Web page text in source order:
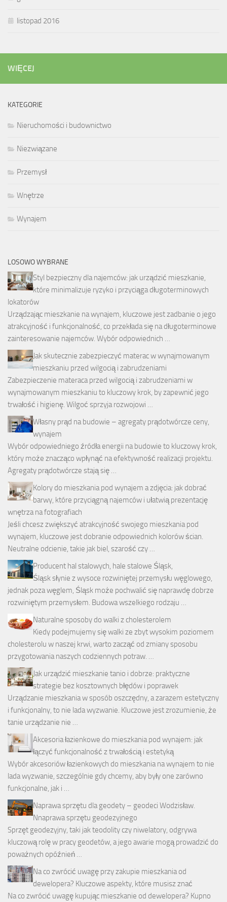
listopad 2016
WIĘCEJ
KATEGORIE
Nieruchomości i budownictwo
Niezwiązane
Przemysł
Wnętrze
Wynajem
LOSOWO WYBRANE
Styl bezpieczny dla najemców: jak urządzić mieszkanie,
które minimalizuje ryzyko i przyciąga długoterminowych
lokatorów
Urządzając mieszkanie na wynajem, kluczowe jest zadbanie o jego
atrakcyjność i funkcjonalność, co przekłada się na długoterminowe
zainteresowanie najemców. Wybór odpowiednich …
Jak skutecznie zabezpieczyć materac w wynajmowanym
mieszkaniu przed wilgocią i zabrudzeniami
Zabezpieczenie materaca przed wilgocią i zabrudzeniami w
wynajmowanym mieszkaniu to kluczowy krok, by zapewnić jego
trwałość i higienę. Wilgoć sprzyja rozwojowi …
Własny prąd na budowie – agregaty prądotwórcze ceny,
wynajem
Wybór odpowiedniego źródła energii na budowie to kluczowy krok,
który może znacząco wpłynąć na efektywność realizacji projektu.
Agregaty prądotwórcze stają się …
Kolory do mieszkania pod wynajem a zdjęcia: jak dobrać
barwy, które przyciągną najemców i ułatwią prezentację
wnętrza na fotografiach
Jeśli chcesz zwiększyć atrakcyjność swojego mieszkania pod
wynajem, kluczowe jest dobranie odpowiednich kolorów ścian.
Neutralne odcienie, takie jak biel, szarość czy …
Producent hal stalowych, hale stalowe Śląsk,
Śląsk słynie z wysoce rozwiniętej przemysłu węglowego,
jednak poza węglem, Śląsk może pochwalić się naprawdę dobrze
rozwiniętym przemysłem. Budowa wszelkiego rodzaju …
Naturalne sposoby do walki z cholesterolem
Kiedy podejmujemy się walki ze zbyt wysokim poziomem
cholesterolu w naszej krwi, warto zacząć od zmiany sposobu
przygotowania naszych codziennych potraw. …
Jak urządzić mieszkanie tanio i dobrze: praktyczne
strategie bez kosztownych błędów i poprawek
Urządzanie mieszkania w sposób oszczędny, a zarazem estetyczny
i funkcjonalny, to nie lada wyzwanie. Kluczowe jest zrozumienie, że
tanie urządzanie nie …
Akcesoria łazienkowe do mieszkania pod wynajem: jak
łączyć funkcjonalność z trwałością i estetyką
Wybór akcesoriów łazienkowych do mieszkania na wynajem to nie
lada wyzwanie, szczególnie gdy chcemy, aby były one zarówno
funkcjonalne, jak i …
Naprawa sprzętu dla geodety – geodeci Wodzisław.
Nnaprawa sprzętu geodezyjnego
Sprzęt geodezyjny, taki jak teodolity czy niwelatory, odgrywa
kluczową rolę w pracy geodetów, a jego awarie mogą prowadzić do
poważnych opóźnień …
Na co zwrócić uwagę przy zakupie mieszkania od
dewelopera? Kluczowe aspekty, które musisz znać
Na co zwrócić uwagę kupując mieszkanie od dewelopera? Kupno